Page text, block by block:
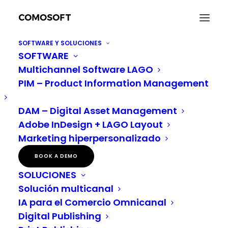
SOFTWARE Y SOLUCIONES
SOFTWARE
Multichannel Software LAGO
PIM – Product Information Management
DAM – Digital Asset Management
Adobe InDesign + LAGO Layout
Marketing hiperpersonalizado
BOOK A DEMO
SOLUCIONES
Solución multicanal
IA para el Comercio Omnicanal
Digital Publishing
Evite los contratiempos habituales en las
campañas navideñas gracias a una solución DAM
Home Sectores
Comercio minorista de alimentación
gracias a una solución DAM
Evite los contratiempos
habituales en las
campañas navideñas